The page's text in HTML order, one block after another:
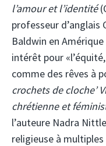
l’amour et l’identité
professeur
Baldwin en
intérêt pour
comme des rêves à
crochets de cloche’
chrétienne et
l’auteure Nadra
religieuse à